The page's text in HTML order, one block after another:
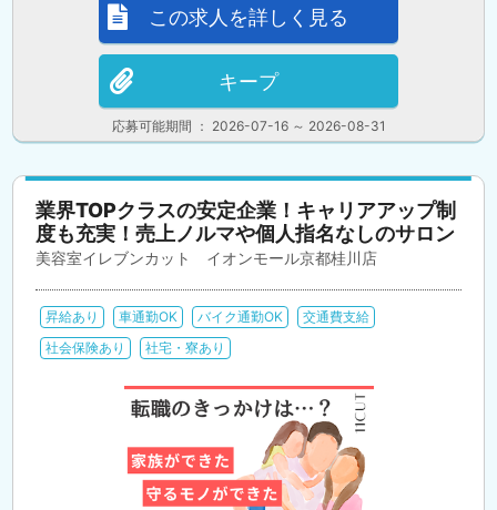
応募可能期間 ： 2026-07-16 ～ 2026-08-31
この求人を詳しく見る
キープ
業界TOPクラスの安定企業！キャリアアップ制
度も充実！売上ノルマや個人指名なしのサロン
美容室イレブンカット イオンモール京都桂川店
昇給あり 車通勤OK バイク通勤OK
交通費支給
社会保険あり
社宅・寮あり